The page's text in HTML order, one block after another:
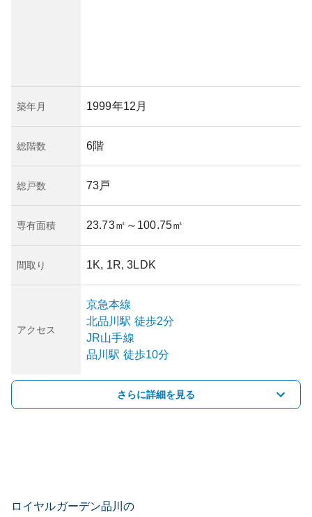
築年月 1999年12月
総階数 6階
総戸数 73戸
専有面積 23.73㎡ ～100.75㎡
間取り 1K, 1R, 3LDK
アクセス
京急本線
北品川駅 徒歩2分
JR山手線
品川駅 徒歩10分
さらに詳細を見る
ロイヤルガーデン品川の